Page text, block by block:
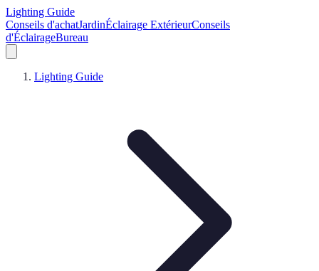
Lighting Guide
Conseils d'achatJardinÉclairage ExtérieurConseils
d'ÉclairageBureau
Lighting Guide